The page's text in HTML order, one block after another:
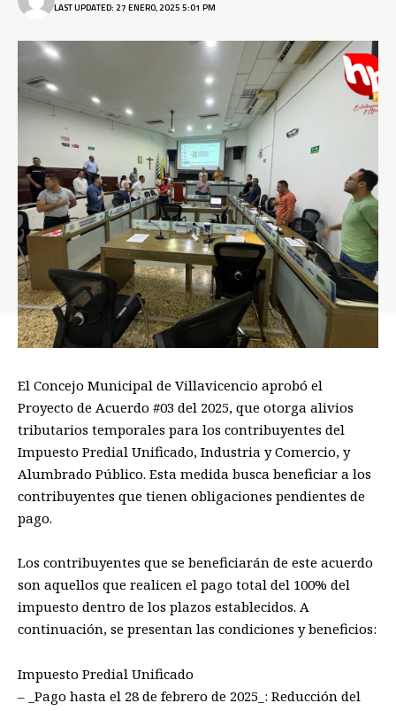
LAST UPDATED: 27 ENERO, 2025 5:01 PM
El Concejo Municipal de Villavicencio aprobó el
Proyecto de Acuerdo #03 del 2025, que otorga alivios
tributarios temporales para los contribuyentes del
Impuesto Predial Unificado, Industria y Comercio, y
Alumbrado Público. Esta medida busca beneficiar a los
contribuyentes que tienen obligaciones pendientes de
pago.
Los contribuyentes que se beneficiarán de este acuerdo
son aquellos que realicen el pago total del 100% del
impuesto dentro de los plazos establecidos. A
continuación, se presentan las condiciones y beneficios:
Impuesto Predial Unificado
– _Pago hasta el 28 de febrero de 2025_: Reducción del